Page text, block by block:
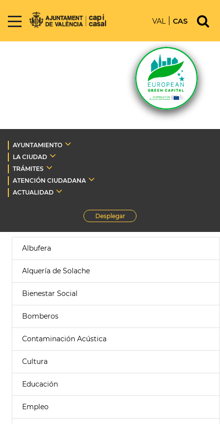
VAL CAS
AYUNTAMIENTO
LA CIUDAD
TRÁMITES
ATENCIÓN CIUDADANA
ACTUALIDAD
Desplegar
Albufera
Alquería de Solache
Bienestar Social
Bomberos
Contaminación Acústica
Cultura
Educación
Empleo